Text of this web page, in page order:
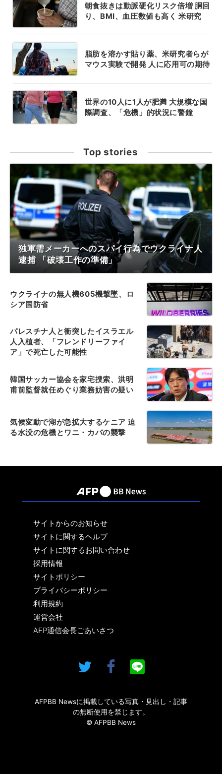
朝食抜きは動脈硬化リスク倍増 胴回
り、BMI、血圧数値も高く 米研究
脂肪を溶かす貼り薬、米研究者らが
マウス実験で開発 人に応用可の期待
世界の10人に1人が肥満 大規模な国
際調査、「危機」的状況に警鐘
Top stories
独軍需メーカーへのスパイ行為でウクライナ人
逮捕 「破壊工作の準備」
ウクライナの無人機605機撃墜、ロ
シア国防省
パレスチナ人と衝突したイスラエル
人入植者、「フレンドリーファイ
ア」で死亡した可能性
韓国サッカー協会を家宅捜索、洪明
甫前監督就任めぐり業務妨害の疑い
気候変動で湖が急拡大するケニア 迫
る水没の危機とワニ・カバの襲撃
サイトからのお知らせ
サイトに関するヘルプ
サイトに関するお問い合わせ
採用情報
サイトポリシー
プライバシーポリシー
利用規約
運営会社
AFP通信会長ごあいさつ
AFPBB Newsに掲載している写真・見出し・記事
の無断使用を禁じます。
© AFPBB News